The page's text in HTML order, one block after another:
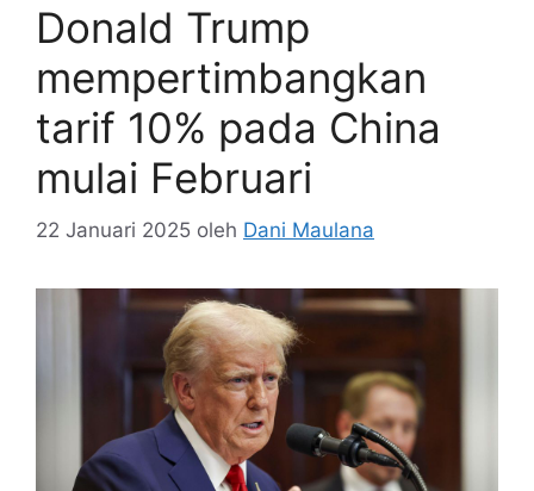
Donald Trump
mempertimbangkan
tarif 10% pada China
mulai Februari
22 Januari 2025 oleh Dani Maulana